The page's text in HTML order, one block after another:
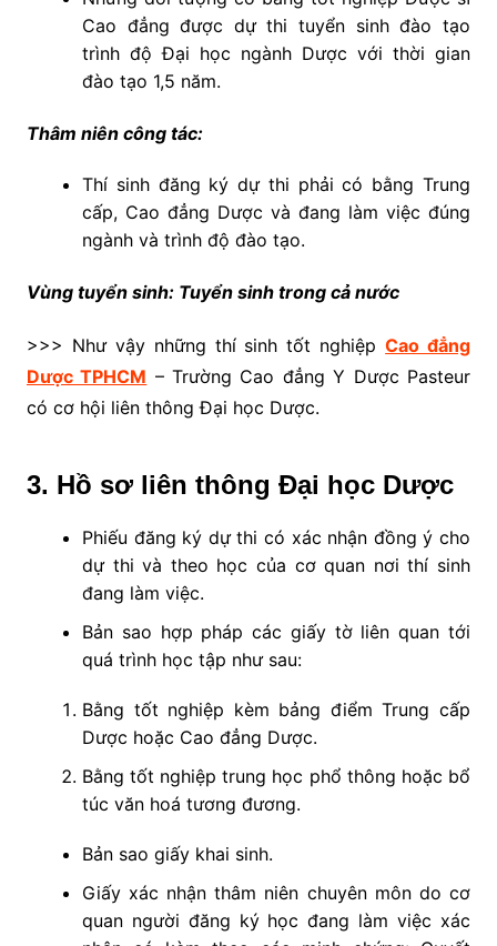
Cao đẳng được dự thi tuyển sinh đào tạo
trình độ Đại học ngành Dược với thời gian
đào tạo 1,5 năm.
Thâm niên công tác:
Thí sinh đăng ký dự thi phải có bằng Trung
cấp, Cao đẳng Dược và đang làm việc đúng
ngành và trình độ đào tạo.
Vùng tuyển sinh: Tuyển sinh trong cả nước
>>> Như vậy những thí sinh tốt nghiệpCao đẳng
Dược TPHCM – Trường Cao đẳng Y Dược Pasteur
có cơ hội liên thông Đại học Dược.
3. Hồ sơ liên thông Đại học Dược
Phiếu đăng ký dự thi có xác nhận đồng ý cho
dự thi và theo học của cơ quan nơi thí sinh
đang làm việc.
Bản sao hợp pháp các giấy tờ liên quan tới
quá trình học tập như sau:
Bằng tốt nghiệp kèm bảng điểm Trung cấp
Dược hoặc Cao đẳng Dược.
Bằng tốt nghiệp trung học phổ thông hoặc bổ
túc văn hoá tương đương.
Bản sao giấy khai sinh.
Giấy xác nhận thâm niên chuyên môn do cơ
quan người đăng ký học đang làm việc xác